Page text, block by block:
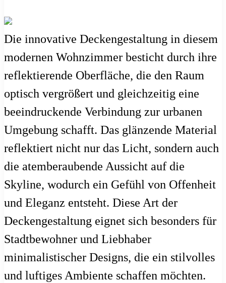
Die innovative Deckengestaltung in diesem
modernen Wohnzimmer besticht durch ihre
reflektierende Oberfläche, die den Raum
optisch vergrößert und gleichzeitig eine
beeindruckende Verbindung zur urbanen
Umgebung schafft. Das glänzende Material
reflektiert nicht nur das Licht, sondern auch
die atemberaubende Aussicht auf die
Skyline, wodurch ein Gefühl von Offenheit
und Eleganz entsteht. Diese Art der
Deckengestaltung eignet sich besonders für
Stadtbewohner und Liebhaber
minimalistischer Designs, die ein stilvolles
und luftiges Ambiente schaffen möchten.